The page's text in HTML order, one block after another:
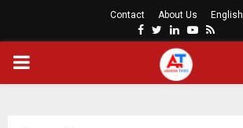
Contact About Us English
Facebook
Twitter
LinkedinYoutube
Rss
PRIMARY